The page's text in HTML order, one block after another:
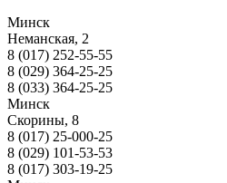
Минск
Неманская, 2
8 (017) 252-55-55
8 (029) 364-25-25
8 (033) 364-25-25
Минск
Скорины, 8
8 (017) 25-000-25
8 (029) 101-53-53
8 (017) 303-19-25